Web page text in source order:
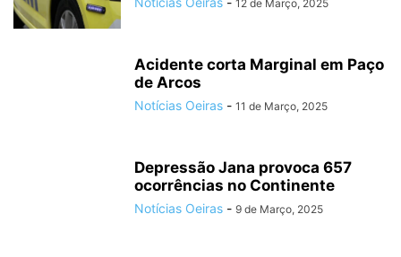
12 de Março, 2025
Acidente corta Marginal em Paço
de Arcos
Notícias Oeiras - 11 de Março, 2025
Depressão Jana provoca 657
ocorrências no Continente
Notícias Oeiras - 9 de Março, 2025